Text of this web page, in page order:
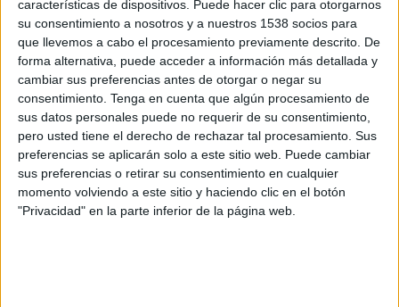
características de dispositivos. Puede hacer clic para otorgarnos
su consentimiento a nosotros y a nuestros 1538 socios para
que llevemos a cabo el procesamiento previamente descrito. De
forma alternativa, puede acceder a información más detallada y
cambiar sus preferencias antes de otorgar o negar su
consentimiento. Tenga en cuenta que algún procesamiento de
sus datos personales puede no requerir de su consentimiento,
pero usted tiene el derecho de rechazar tal procesamiento. Sus
preferencias se aplicarán solo a este sitio web. Puede cambiar
sus preferencias o retirar su consentimiento en cualquier
momento volviendo a este sitio y haciendo clic en el botón
"Privacidad" en la parte inferior de la página web.
Sector: Fútbol
Producto: Captación de Abonados
Contactos del anunciante: Luis Yáñez-Rodríguez
Valdes
Agencia: Grow
Dirección de proyecto: Jesús Romero del Hombre
Bueno